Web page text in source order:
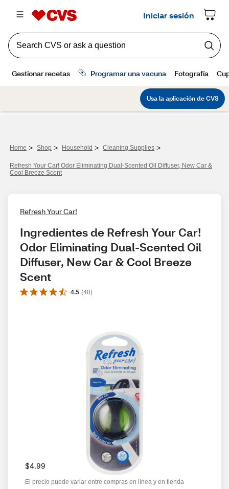
Home > Shop > Household > Cleaning Supplies >
Refresh Your Car! Odor Eliminating Dual-Scented Oil Diffuser, New Car &
Cool Breeze Scent
Refresh Your Car!
Ingredientes de Refresh Your Car!
Odor Eliminating Dual-Scented Oil
Diffuser, New Car & Cool Breeze
Scent
4.5 (48)
$4.99
El precio puede variar entre compras en línea y en tienda